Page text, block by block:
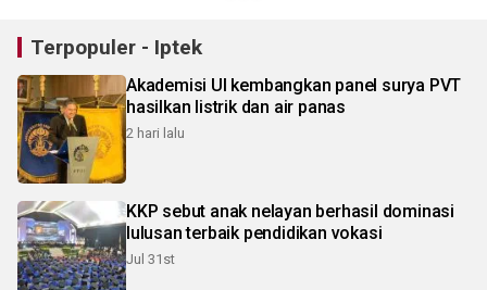
Terpopuler - Iptek
Akademisi UI kembangkan panel surya PVT
hasilkan listrik dan air panas
2 hari lalu
KKP sebut anak nelayan berhasil dominasi
lulusan terbaik pendidikan vokasi
Jul 31st